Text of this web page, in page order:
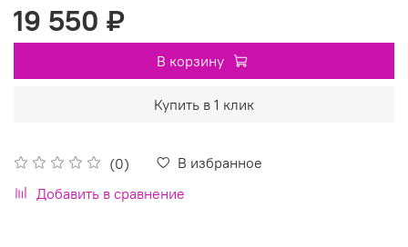
(0)
В избранное
Добавить в сравнение
19 550 ₽
В корзину
Купить в 1 клик